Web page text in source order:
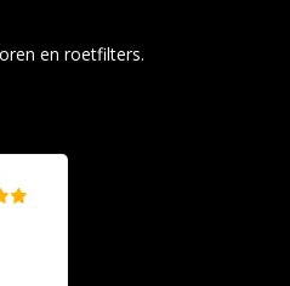
en roetfilters.